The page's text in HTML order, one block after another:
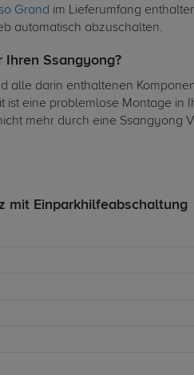
Grand im Lieferumfang
automatisch abzuschalten.
Ssangyong?
alle darin enthaltenen
ist eine problemlose Montage
mehr durch eine Ssangyong
mit Einparkhilfeabschaltung